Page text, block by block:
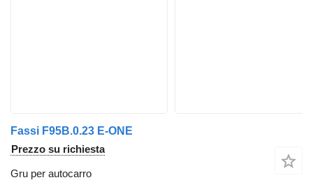
Fassi F95B.0.23 E-ONE
Prezzo su richiesta
Gru per autocarro